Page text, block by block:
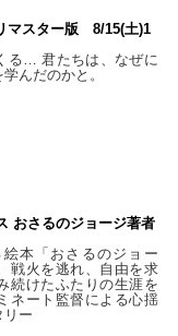
マスター版 8/15(土)1
る… 君たちは、なぜに
んだのかと。
おさるのジョージ著者
本「おさるのジョー
戦火を逃れ、自由を求
続けたふたりの生涯を
ネート監督による心揺
リー